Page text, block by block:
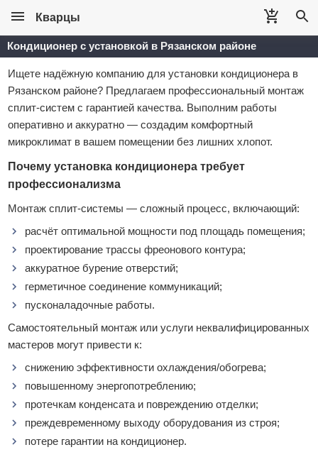
Кварцы
Кондиционер с установкой в Рязанском районе
Ищете надёжную компанию для установки кондиционера в
Рязанском районе? Предлагаем профессиональный монтаж
сплит‑систем с гарантией качества. Выполним работы
оперативно и аккуратно — создадим комфортный
микроклимат в вашем помещении без лишних хлопот.
Почему установка кондиционера требует
профессионализма
Монтаж сплит‑системы — сложный процесс, включающий:
расчёт оптимальной мощности под площадь помещения;
проектирование трассы фреонового контура;
аккуратное бурение отверстий;
герметичное соединение коммуникаций;
пусконаладочные работы.
Самостоятельный монтаж или услуги неквалифицированных
мастеров могут привести к:
снижению эффективности охлаждения/обогрева;
повышенному энергопотреблению;
протечкам конденсата и повреждению отделки;
преждевременному выходу оборудования из строя;
потере гарантии на кондиционер.